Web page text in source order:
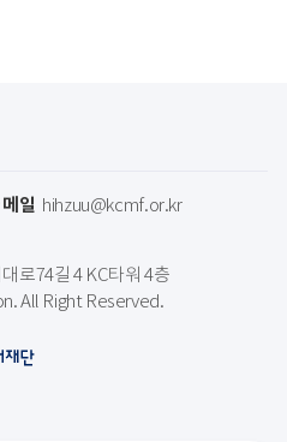
일 hihzuu@kcmf.or.kr
로74길 4 KC타워 4층
All Right Reserved.